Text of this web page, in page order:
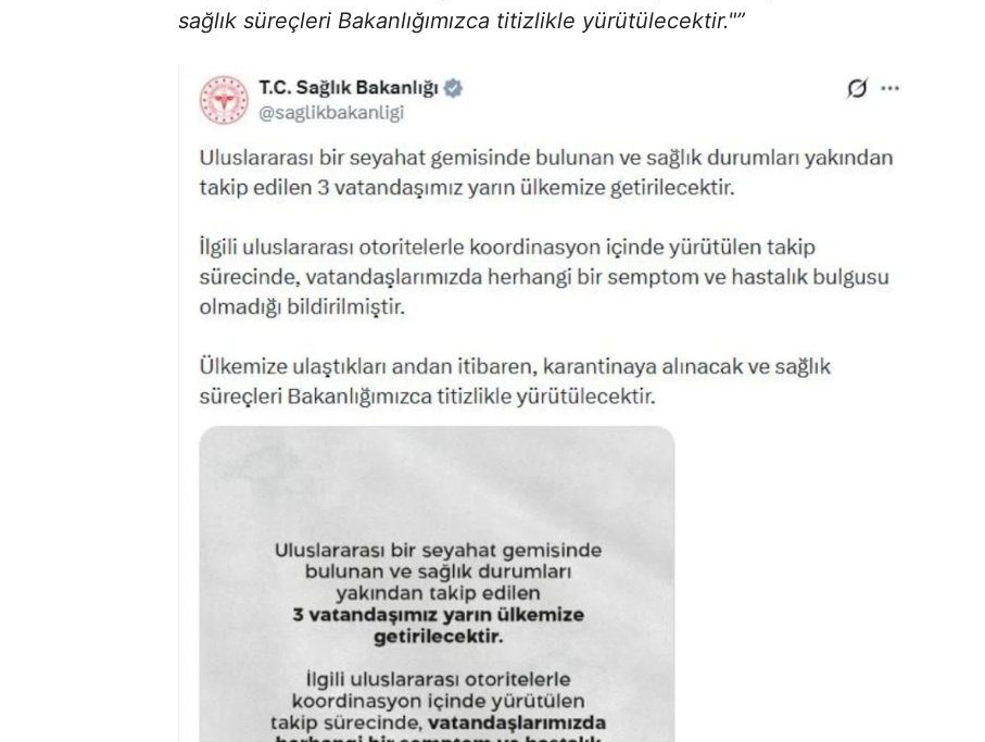
sağlık süreçleri Bakanlığımızca titizlikle yürütülecektir."”